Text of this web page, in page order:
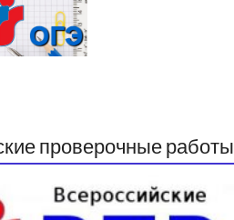
проверочные работы